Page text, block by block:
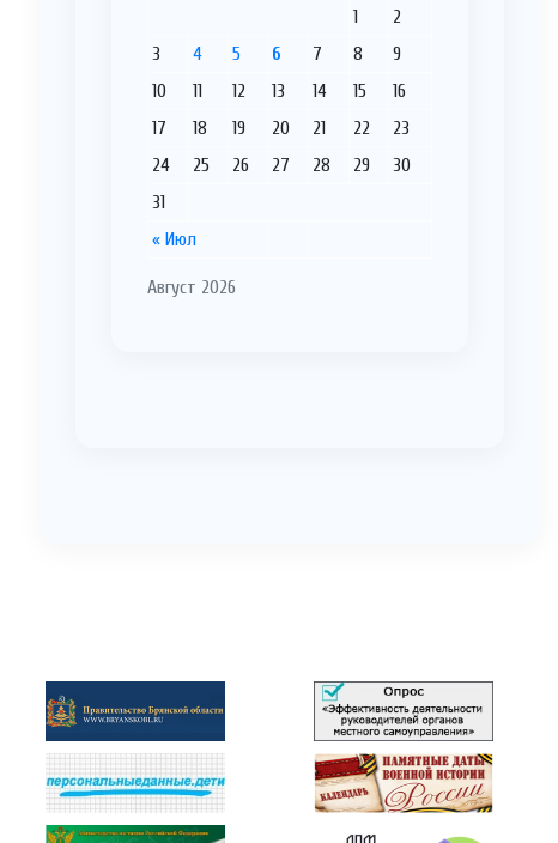
Август 2026
« Июл
1
2
3
4 5 6 7 8
9
10
11 12 13 14 15
16
17
18 19 20 21 22
23
24
25 26 27 28 29
30
31